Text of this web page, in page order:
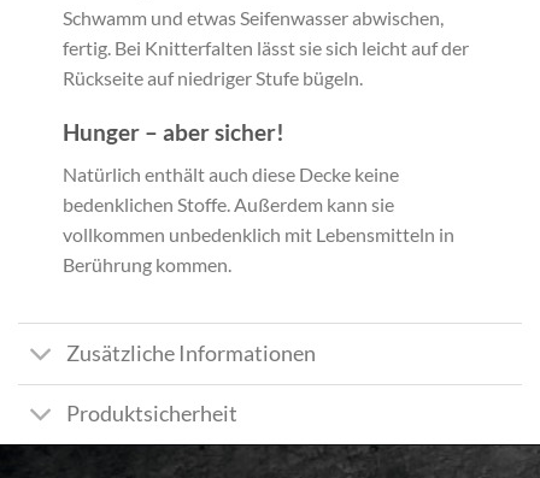
Schwamm und etwas Seifenwasser abwischen,
fertig. Bei Knitterfalten lässt sie sich leicht auf der
Rückseite auf niedriger Stufe bügeln.
Hunger – aber sicher!
Natürlich enthält auch diese Decke keine
bedenklichen Stoffe. Außerdem kann sie
vollkommen unbedenklich mit Lebensmitteln in
Berührung kommen.
Zusätzliche Informationen
Produktsicherheit